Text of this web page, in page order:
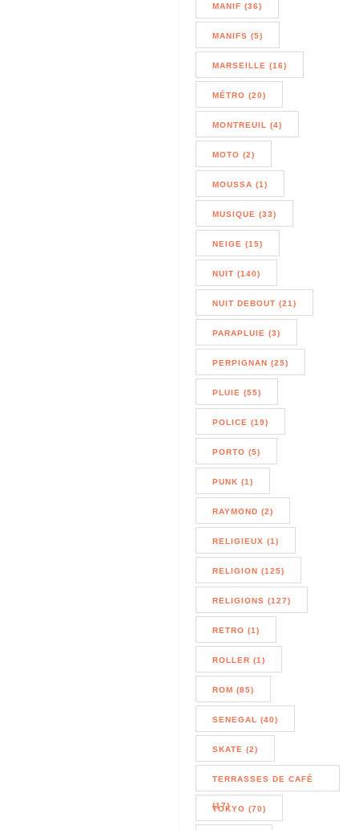
MANIF (36)
MANIFS (5)
MARSEILLE (16)
MÉTRO (20)
MONTREUIL (4)
MOTO (2)
MOUSSA (1)
MUSIQUE (33)
NEIGE (15)
NUIT (140)
NUIT DEBOUT (21)
PARAPLUIE (3)
PERPIGNAN (25)
PLUIE (55)
POLICE (19)
PORTO (5)
PUNK (1)
RAYMOND (2)
RELIGIEUX (1)
RELIGION (125)
RELIGIONS (127)
RETRO (1)
ROLLER (1)
ROM (85)
SENEGAL (40)
SKATE (2)
TERRASSES DE CAFÉ
(17)
TOKYO (70)